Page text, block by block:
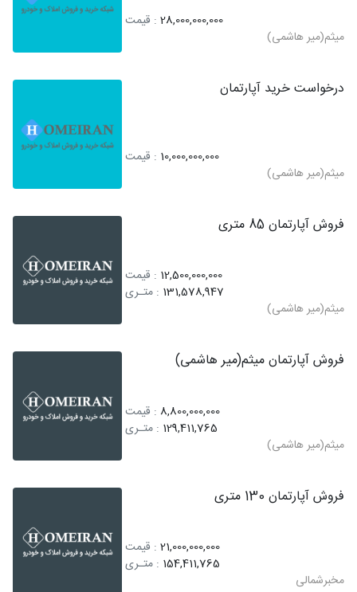
28,000,000,000 : قیمت
میثم(میر هاشمی)
درخواست خرید آپارتمان
10,000,000,000 : قیمت
میثم(میر هاشمی)
فروش آپارتمان 85 متری
12,500,000,000 : قیمت
131,578,947 : متـری
میثم(میر هاشمی)
فروش آپارتمان میثم(میر هاشمی)
8,800,000,000 : قیمت
129,411,765 : متـری
میثم(میر هاشمی)
فروش آپارتمان 130 متری
21,000,000,000 : قیمت
154,411,765 : متـری
مخبرشمالی